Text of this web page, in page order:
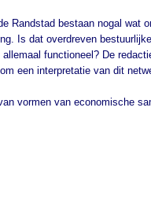
Randstad bestaan nogal wat
Is dat overdreven
functioneel? De
een interpretatie van dit
vormen van economische